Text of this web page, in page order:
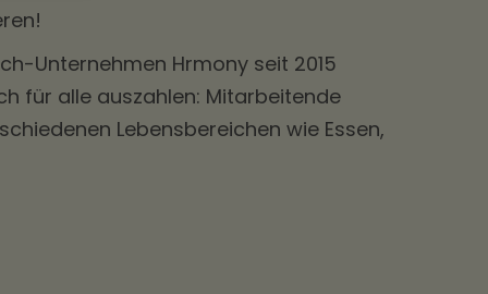
Unternehmen Hrmony seit 2015
für alle auszahlen: Mitarbeitende
Lebensbereichen wie Essen,